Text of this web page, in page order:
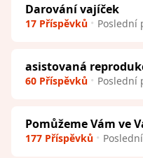
Darování vajíček
17 Příspěvků Poslední
asistovaná
60 Příspěvků Poslední
Pomůžeme Vám ve
177 Příspěvků